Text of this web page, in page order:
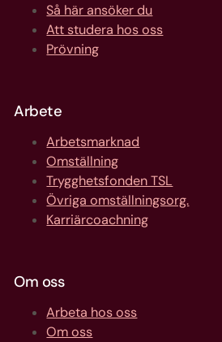
Så här ansöker du
Att studera hos oss
Prövning
Arbete
Arbetsmarknad
Omställning
Trygghetsfonden TSL
Övriga omställningsorg.
Karriärcoachning
Om oss
Arbeta hos oss
Om oss